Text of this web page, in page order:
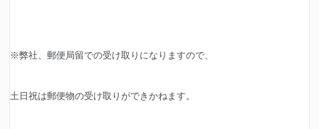
※弊社、郵便局留での受け取りになりますので、
土日祝は郵便物の受け取りができかねます。